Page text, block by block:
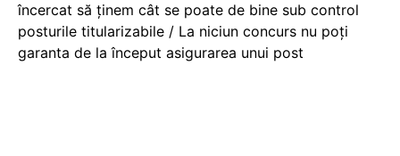
încercat să ținem cât se poate de bine sub control
posturile titularizabile / La niciun concurs nu poți
garanta de la început asigurarea unui post